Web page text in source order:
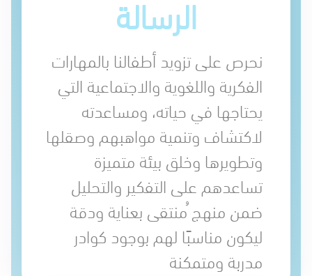
الرسالة
نحرص على تزويد أطفالنا بالمهارات
الفكرية واللغوية والاجتماعية التي
يحتاجها في حياته، ومساعدته
لاكتشاف وتنمية مواهبهم وصقلها
وتطويرها وخلق بيئة متميزة
تساعدهم على التفكير والتحليل
ضمن منهج ُمنتقى بعناية ودقة
ليكون مناسبًا لهم بوجود كوادر
مدربة ومتمكنة